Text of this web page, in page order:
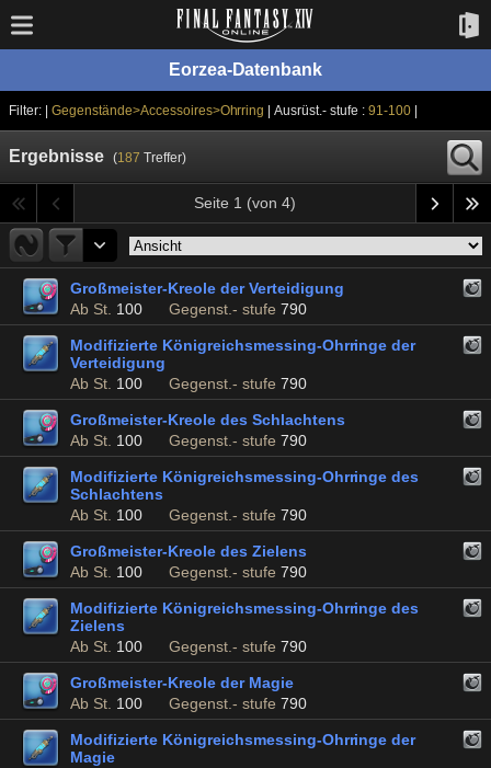
Eorzea-Datenbank
Filter: | Gegenstände>Accessoires>Ohrring | Ausrüst.- stufe :91-100
Ergebnisse (187 Treffer)
Seite 1 (von 4)
Großmeister-Kreole der Verteidigung
Ab St. 100 Gegenst.- stufe 790
Modifizierte Königreichsmessing-Ohrringe der
Verteidigung
Ab St. 100 Gegenst.- stufe 790
Großmeister-Kreole des Schlachtens
Ab St. 100 Gegenst.- stufe 790
Modifizierte Königreichsmessing-Ohrringe des
Schlachtens
Ab St. 100 Gegenst.- stufe 790
Großmeister-Kreole des Zielens
Ab St. 100 Gegenst.- stufe 790
Modifizierte Königreichsmessing-Ohrringe des
Zielens
Ab St. 100 Gegenst.- stufe 790
Großmeister-Kreole der Magie
Ab St. 100 Gegenst.- stufe 790
Modifizierte Königreichsmessing-Ohrringe der
Magie